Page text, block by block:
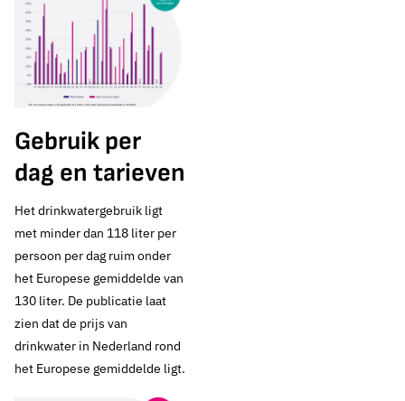
Nederlandse
drinkwatersector
30 juni 2026 Nieuws
Gebruik per
dag en tarieven
Het drinkwatergebruik ligt
met minder dan 118 liter per
persoon per dag ruim onder
het Europese gemiddelde van
130 liter. De publicatie laat
zien dat de prijs van
drinkwater in Nederland rond
het Europese gemiddelde ligt.